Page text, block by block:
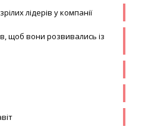
лідерів у компанії
щоб вони розвивались із